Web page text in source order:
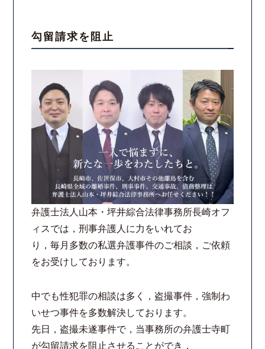
弁護士費用
解決事例
お客様の声
採用情報
スタッフインタビュー
法律相談継続サポートプラン
よくあるご質問
勾留請求を阻止
弁護士法人山本・坪井綜合法律事務所長崎オフ
ィスでは，刑事弁護人に力をいれてお
り，毎月多数の私選弁護事件のご相談，ご依頼
をお受けしております。
中でも性犯罪の相談は多く，盗撮事件，強制わ
いせつ事件を多数解決しております。
先日，盗撮未遂事件で，当事務所の弁護士寺町
が勾留請求を阻止させることができ，